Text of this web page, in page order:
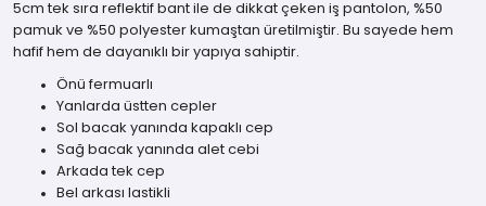
5cm tek sıra reflektif bant ile de dikkat çeken iş pantolon, %50
pamuk ve %50 polyester kumaştan üretilmiştir. Bu sayede hem
hafif hem de dayanıklı bir yapıya sahiptir.
Önü fermuarlı
Yanlarda üstten cepler
Sol bacak yanında kapaklı cep
Sağ bacak yanında alet cebi
Arkada tek cep
Bel arkası lastikli